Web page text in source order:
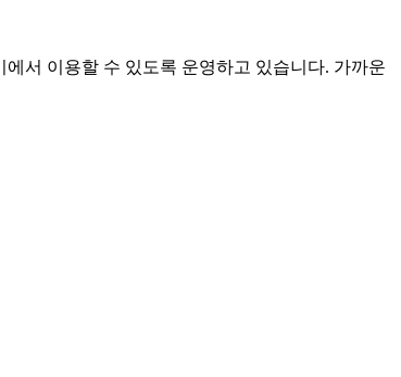
서 이용할 수 있도록 운영하고 있습니다. 가까운